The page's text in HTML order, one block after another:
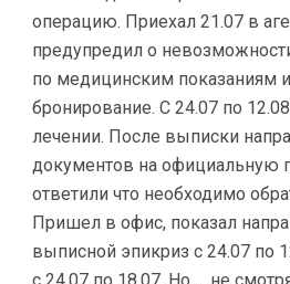
операцию. Приехал 21.07 в
предупредил о
по медицинским показаниям
бронирование. С 24.07 по
лечении. После выписки
документов на официальную
ответили что необходимо
Пришел в офис, показал
выписной эпикриз с 24.07 по